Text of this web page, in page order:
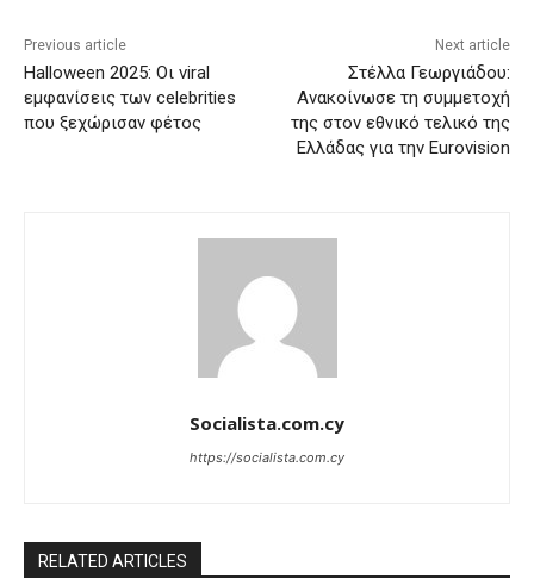
Previous article
Halloween 2025: Οι viral
εμφανίσεις των celebrities
που ξεχώρισαν φέτος
Next article
Στέλλα Γεωργιάδου:
Aνακοίνωσε τη συμμετοχή
της στον εθνικό τελικό της
Ελλάδας για την Eurovision
Socialista.com.cy
https://socialista.com.cy
RELATED ARTICLES